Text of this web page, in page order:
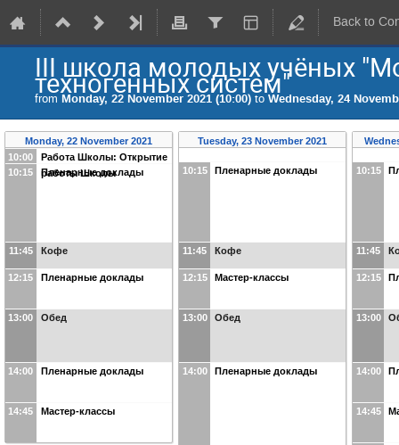
Back to
III школа молодых учёных
техногенных систем"
from Monday, 22 November 2021 (10:00) to Wednesday, 24
Monday, 22 November 2021
10:00
Работа Школы: Открытие
работы Школы
10:15 Пленарные доклады
11:45 Кофе
12:15 Пленарные доклады
13:00 Обед
14:00 Пленарные доклады
14:45 Мастер-классы
Tuesday, 23 November 2021
10:15 Пленарные доклады
11:45 Кофе
12:15 Мастер-классы
13:00 Обед
14:00 Пленарные доклады
10:15
11:45
12:15
13:00
14:00
14:45